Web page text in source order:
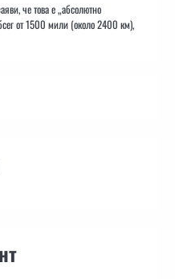
че това е „абсолютно
от 1500 мили (около 2400 км),